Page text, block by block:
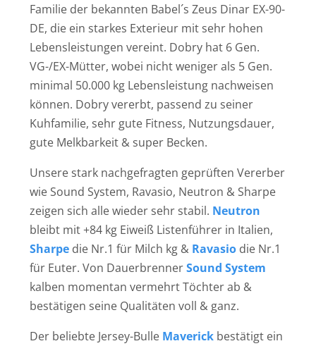
Familie der bekannten Babel´s Zeus Dinar EX-90-
DE, die ein starkes Exterieur mit sehr hohen
Lebensleistungen vereint. Dobry hat 6 Gen.
VG-/EX-Mütter, wobei nicht weniger als 5 Gen.
minimal 50.000 kg Lebensleistung nachweisen
können. Dobry vererbt, passend zu seiner
Kuhfamilie, sehr gute Fitness, Nutzungsdauer,
gute Melkbarkeit & super Becken.
Unsere stark nachgefragten geprüften Vererber
wie Sound System, Ravasio, Neutron & Sharpe
zeigen sich alle wieder sehr stabil. Neutron
bleibt mit +84 kg Eiweiß Listenführer in Italien,
Sharpe die Nr.1 für Milch kg & Ravasio die Nr.1
für Euter. Von DauerbrennerSound System
kalben momentan vermehrt Töchter ab &
bestätigen seine Qualitäten voll & ganz.
Der beliebte Jersey-Bulle Maverick bestätigt ein